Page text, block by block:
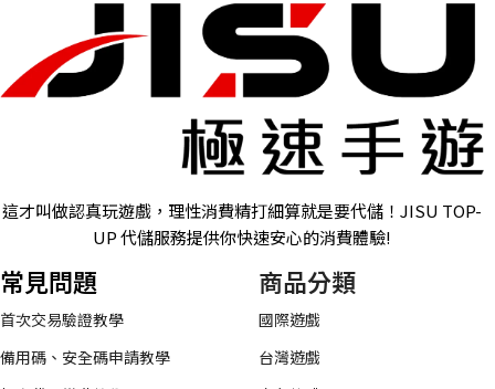
這才叫做認真玩遊戲，理性消費精打細算就是要代儲！JISU TOP-
UP 代儲服務提供你快速安心的消費體驗!
常見問題
首次交易驗證教學
備用碼、安全碼申請教學
商品分類
國際遊戲
台灣遊戲